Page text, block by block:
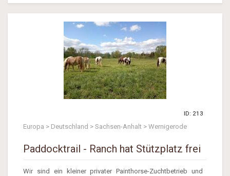
ID: 213
Europa > Deutschland > Sachsen-Anhalt > Wernigerode
Paddocktrail - Ranch hat Stützplatz frei
Wir sind ein kleiner privater Painthorse-Zuchtbetrieb und